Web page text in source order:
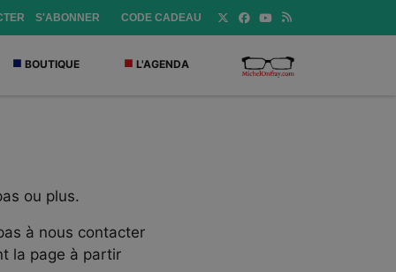
S'ABONNER CODE CADEAU
BOUTIQUE L'AGENDA
ou plus.
à nous contacter
la page à partir